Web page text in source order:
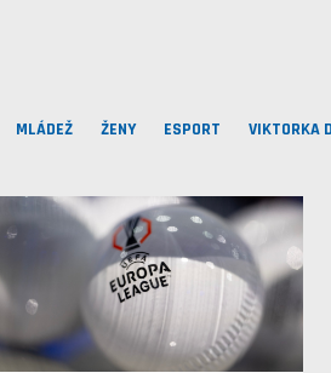
MLÁDEŽ ŽENY ESPORT VIKTORKA